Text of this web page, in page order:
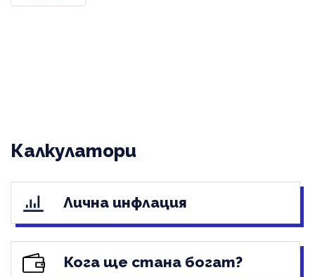
Калкулатори
Лична инфлация
Кога ще стана богат?